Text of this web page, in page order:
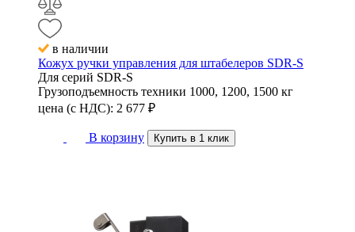
в наличии
Кожух ручки управления для штабелеров SDR-S
Для серий SDR-S
Грузоподъемность техники 1000, 1200, 1500 кг
цена (с НДС): 2 677 ₽
В корзину Купить в 1 клик